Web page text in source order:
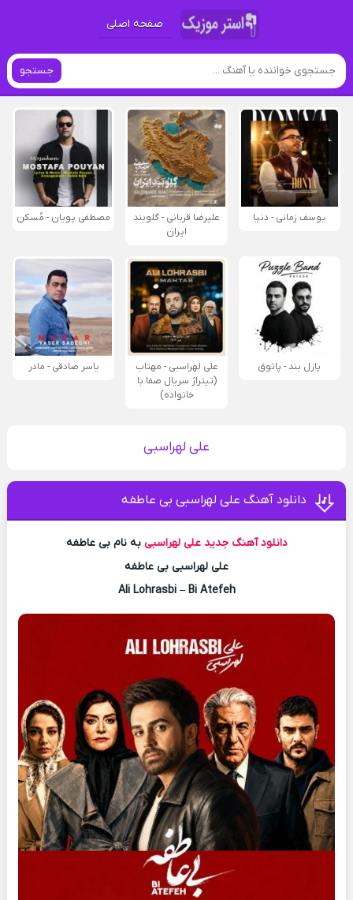
صفحه اصلی
جستجو
یوسف زمانی - دنیا
علیرضا قربانی - گلوبند
ایران
مصطفی پویان - مُسکن
پازل بند - پاتوق
علی لهراسبی - مهتاب
(تیتراژ سریال صفا با
خانواده)
یاسر صادقی - مادر
علی لهراسبی
دانلود آهنگ علی لهراسبی بی عاطفه
دانلود آهنگ جدید علی لهراسبی به نام بی عاطفه
علی لهراسبی بی عاطفه
Ali Lohrasbi – Bi Atefeh